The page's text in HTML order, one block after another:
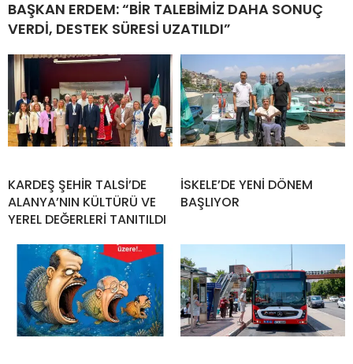
BAŞKAN ERDEM: “BİR TALEBİMİZ DAHA SONUÇ
VERDİ, DESTEK SÜRESİ UZATILDI”
KARDEŞ ŞEHİR TALSİ’DE
ALANYA’NIN KÜLTÜRÜ VE
YEREL DEĞERLERİ TANITILDI
İSKELE’DE YENİ DÖNEM
BAŞLIYOR